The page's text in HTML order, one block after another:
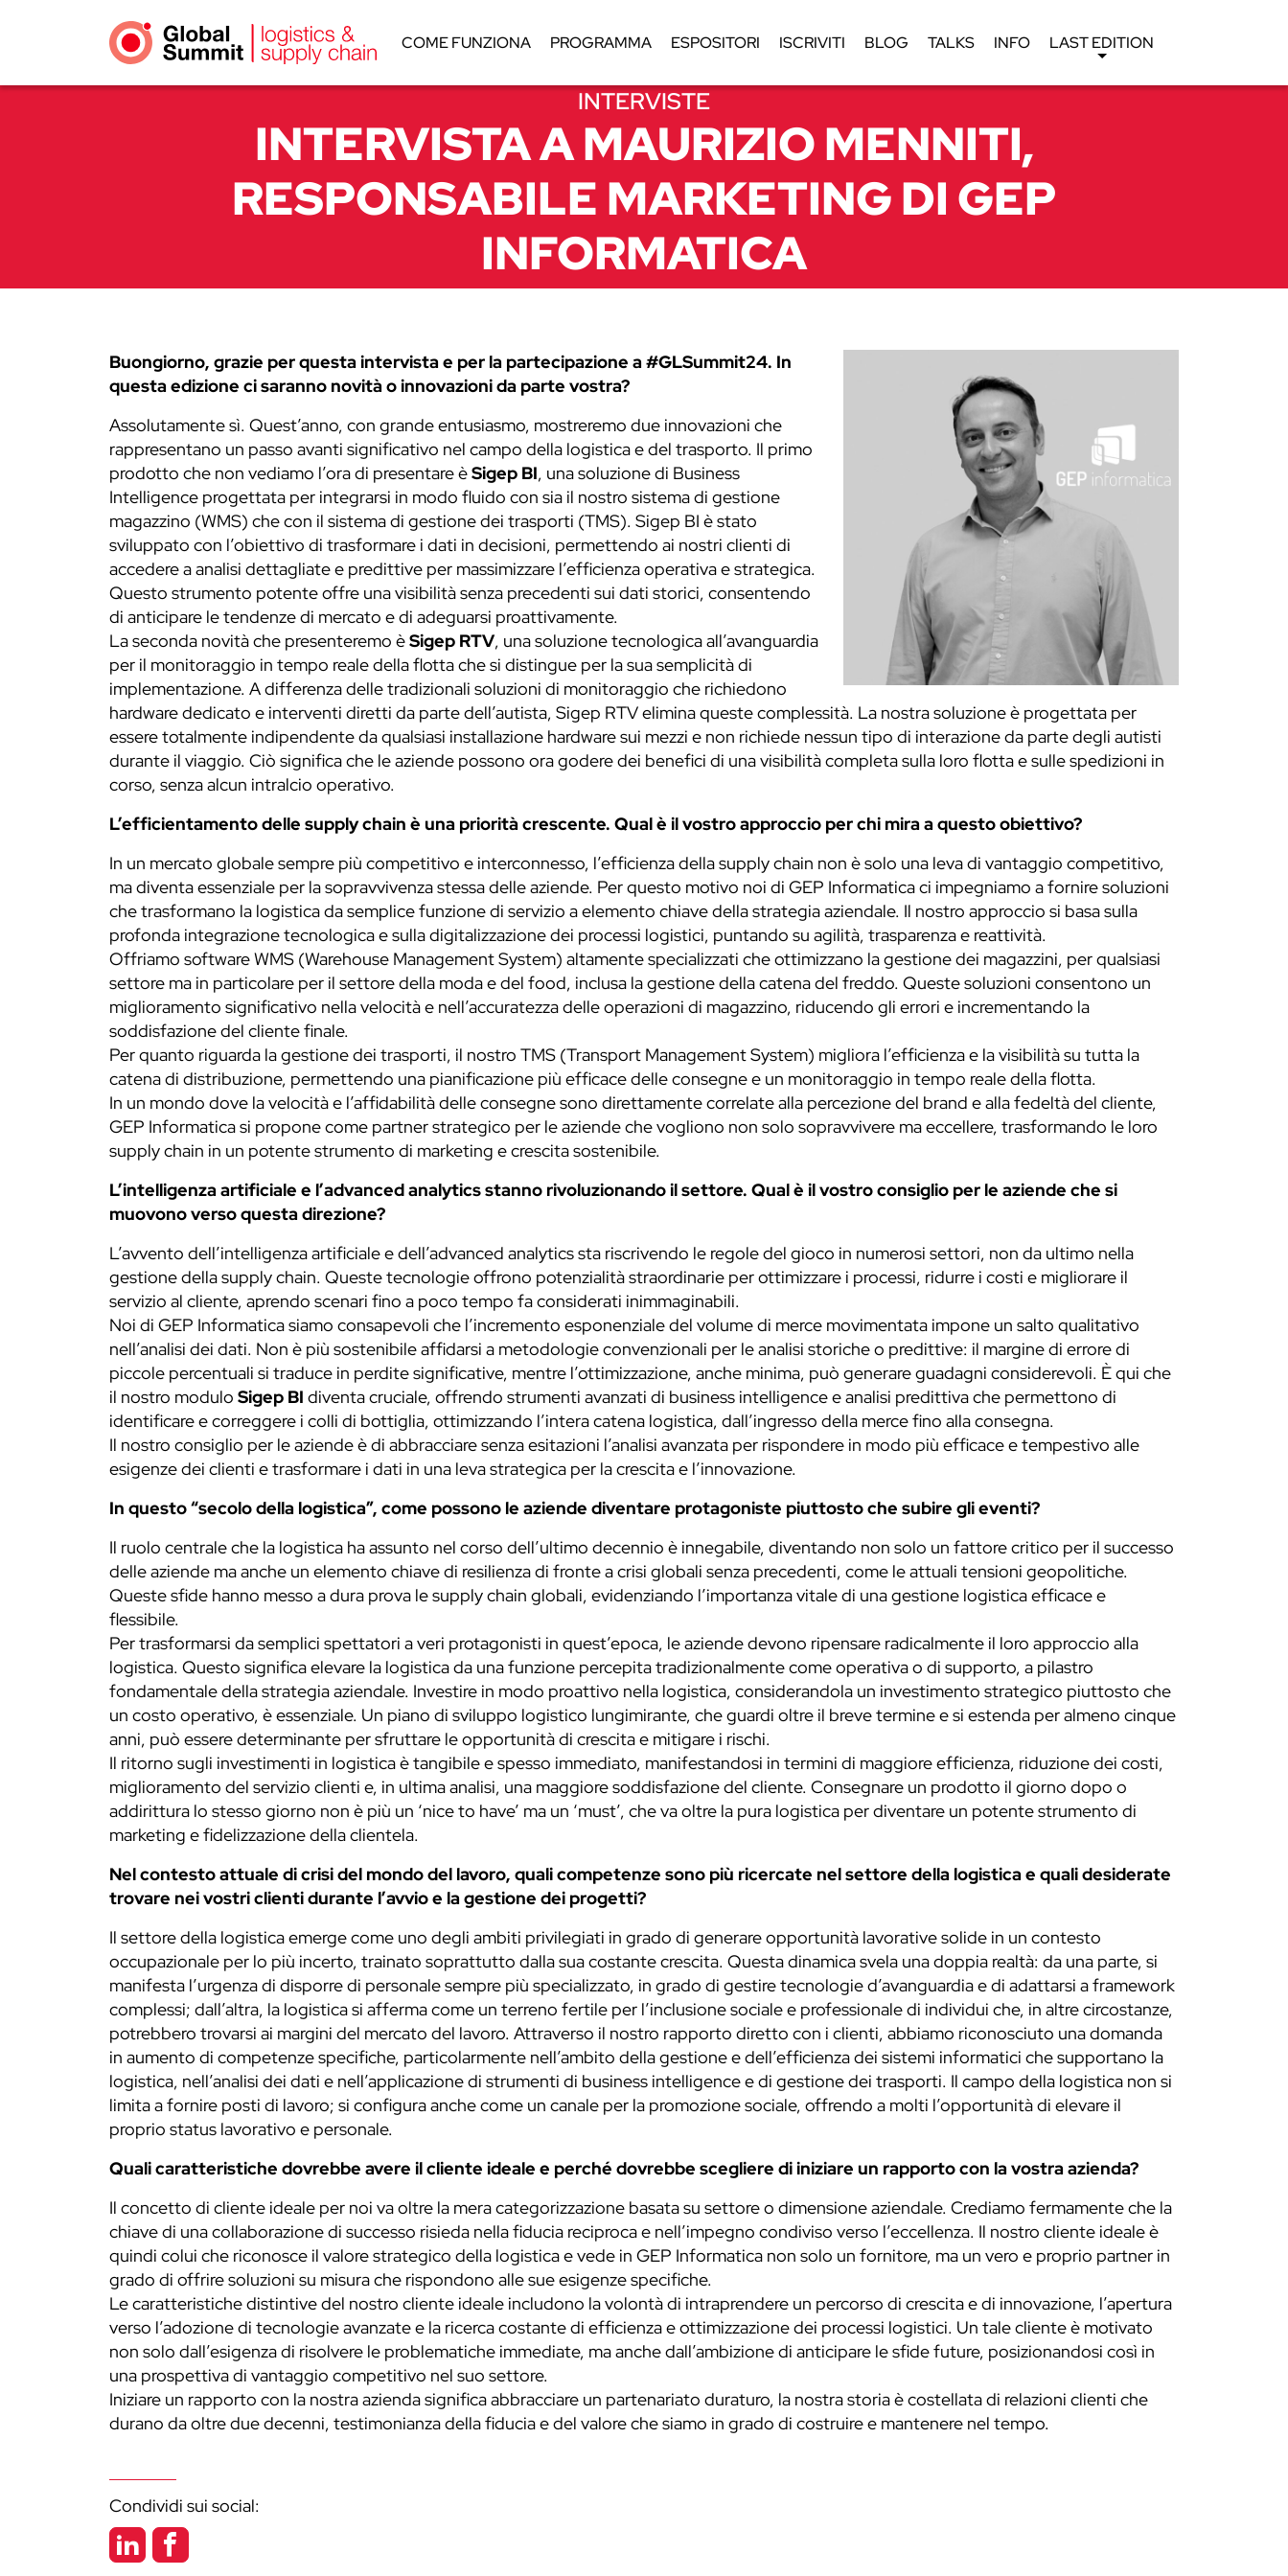
COME FUNZIONA PROGRAMMA ESPOSITORI ISCRIVITI BLOG TALKS INFO LAST EDITION
INTERVISTE
INTERVISTA A MAURIZIO MENNITI,
RESPONSABILE MARKETING DI GEP
INFORMATICA
Buongiorno, grazie per questa intervista e per la partecipazione a #GLSummit24. In
questa edizione ci saranno novità o innovazioni da parte vostra?
Assolutamente sì. Quest’anno, con grande entusiasmo, mostreremo due innovazioni che
rappresentano un passo avanti significativo nel campo della logistica e del trasporto. Il primo
prodotto che non vediamo l’ora di presentare èSigep BI, una soluzione di Business
Intelligence progettata per integrarsi in modo fluido con sia il nostro sistema di gestione
magazzino (WMS) che con il sistema di gestione dei trasporti (TMS). Sigep BI è stato
sviluppato con l’obiettivo di trasformare i dati in decisioni, permettendo ai nostri clienti di
accedere a analisi dettagliate e predittive per massimizzare l’efficienza operativa e strategica.
Questo strumento potente offre una visibilità senza precedenti sui dati storici, consentendo
di anticipare le tendenze di mercato e di adeguarsi proattivamente.
La seconda novità che presenteremo èSigep RTV, una soluzione tecnologica all’avanguardia
per il monitoraggio in tempo reale della flotta che si distingue per la sua semplicità di
implementazione. A differenza delle tradizionali soluzioni di monitoraggio che richiedono
hardware dedicato e interventi diretti da parte dell’autista, Sigep RTV elimina queste complessità. La nostra soluzione è progettata per
essere totalmente indipendente da qualsiasi installazione hardware sui mezzi e non richiede nessun tipo di interazione da parte degli autisti
durante il viaggio. Ciò significa che le aziende possono ora godere dei benefici di una visibilità completa sulla loro flotta e sulle spedizioni in
corso, senza alcun intralcio operativo.
L’efficientamento delle supply chain è una priorità crescente. Qual è il vostro approccio per chi mira a questo obiettivo?
In un mercato globale sempre più competitivo e interconnesso, l’efficienza della supply chain non è solo una leva di vantaggio competitivo,
ma diventa essenziale per la sopravvivenza stessa delle aziende. Per questo motivo noi di GEP Informatica ci impegniamo a fornire soluzioni
che trasformano la logistica da semplice funzione di servizio a elemento chiave della strategia aziendale. Il nostro approccio si basa sulla
profonda integrazione tecnologica e sulla digitalizzazione dei processi logistici, puntando su agilità, trasparenza e reattività.
Offriamo software WMS (Warehouse Management System) altamente specializzati che ottimizzano la gestione dei magazzini, per qualsiasi
settore ma in particolare per il settore della moda e del food, inclusa la gestione della catena del freddo. Queste soluzioni consentono un
miglioramento significativo nella velocità e nell’accuratezza delle operazioni di magazzino, riducendo gli errori e incrementando la
soddisfazione del cliente finale.
Per quanto riguarda la gestione dei trasporti, il nostro TMS (Transport Management System) migliora l’efficienza e la visibilità su tutta la
catena di distribuzione, permettendo una pianificazione più efficace delle consegne e un monitoraggio in tempo reale della flotta.
In un mondo dove la velocità e l’affidabilità delle consegne sono direttamente correlate alla percezione del brand e alla fedeltà del cliente,
GEP Informatica si propone come partner strategico per le aziende che vogliono non solo sopravvivere ma eccellere, trasformando le loro
supply chain in un potente strumento di marketing e crescita sostenibile.
L’intelligenza artificiale e l’advanced analytics stanno rivoluzionando il settore. Qual è il vostro consiglio per le aziende che si
muovono verso questa direzione?
L’avvento dell’intelligenza artificiale e dell’advanced analytics sta riscrivendo le regole del gioco in numerosi settori, non da ultimo nella
gestione della supply chain. Queste tecnologie offrono potenzialità straordinarie per ottimizzare i processi, ridurre i costi e migliorare il
servizio al cliente, aprendo scenari fino a poco tempo fa considerati inimmaginabili.
Noi di GEP Informatica siamo consapevoli che l’incremento esponenziale del volume di merce movimentata impone un salto qualitativo
nell’analisi dei dati. Non è più sostenibile affidarsi a metodologie convenzionali per le analisi storiche o predittive: il margine di errore di
piccole percentuali si traduce in perdite significative, mentre l’ottimizzazione, anche minima, può generare guadagni considerevoli. È qui che
il nostro modulo Sigep BI diventa cruciale, offrendo strumenti avanzati di business intelligence e analisi predittiva che permettono di
identificare e correggere i colli di bottiglia, ottimizzando l’intera catena logistica, dall’ingresso della merce fino alla consegna.
Il nostro consiglio per le aziende è di abbracciare senza esitazioni l’analisi avanzata per rispondere in modo più efficace e tempestivo alle
esigenze dei clienti e trasformare i dati in una leva strategica per la crescita e l’innovazione.
In questo “secolo della logistica”, come possono le aziende diventare protagoniste piuttosto che subire gli eventi?
Il ruolo centrale che la logistica ha assunto nel corso dell’ultimo decennio è innegabile, diventando non solo un fattore critico per il successo
delle aziende ma anche un elemento chiave di resilienza di fronte a crisi globali senza precedenti, come le attuali tensioni geopolitiche.
Queste sfide hanno messo a dura prova le supply chain globali, evidenziando l’importanza vitale di una gestione logistica efficace e
flessibile.
Per trasformarsi da semplici spettatori a veri protagonisti in quest’epoca, le aziende devono ripensare radicalmente il loro approccio alla
logistica. Questo significa elevare la logistica da una funzione percepita tradizionalmente come operativa o di supporto, a pilastro
fondamentale della strategia aziendale. Investire in modo proattivo nella logistica, considerandola un investimento strategico piuttosto che
un costo operativo, è essenziale. Un piano di sviluppo logistico lungimirante, che guardi oltre il breve termine e si estenda per almeno cinque
anni, può essere determinante per sfruttare le opportunità di crescita e mitigare i rischi.
Il ritorno sugli investimenti in logistica è tangibile e spesso immediato, manifestandosi in termini di maggiore efficienza, riduzione dei costi,
miglioramento del servizio clienti e, in ultima analisi, una maggiore soddisfazione del cliente. Consegnare un prodotto il giorno dopo o
addirittura lo stesso giorno non è più un ‘nice to have’ ma un ‘must’, che va oltre la pura logistica per diventare un potente strumento di
marketing e fidelizzazione della clientela.
Nel contesto attuale di crisi del mondo del lavoro, quali competenze sono più ricercate nel settore della logistica e quali desiderate
trovare nei vostri clienti durante l’avvio e la gestione dei progetti?
Il settore della logistica emerge come uno degli ambiti privilegiati in grado di generare opportunità lavorative solide in un contesto
occupazionale per lo più incerto, trainato soprattutto dalla sua costante crescita. Questa dinamica svela una doppia realtà: da una parte, si
manifesta l’urgenza di disporre di personale sempre più specializzato, in grado di gestire tecnologie d’avanguardia e di adattarsi a framework
complessi; dall’altra, la logistica si afferma come un terreno fertile per l’inclusione sociale e professionale di individui che, in altre circostanze,
potrebbero trovarsi ai margini del mercato del lavoro. Attraverso il nostro rapporto diretto con i clienti, abbiamo riconosciuto una domanda
in aumento di competenze specifiche, particolarmente nell’ambito della gestione e dell’efficienza dei sistemi informatici che supportano la
logistica, nell’analisi dei dati e nell’applicazione di strumenti di business intelligence e di gestione dei trasporti. Il campo della logistica non si
limita a fornire posti di lavoro; si configura anche come un canale per la promozione sociale, offrendo a molti l’opportunità di elevare il
proprio status lavorativo e personale.
Quali caratteristiche dovrebbe avere il cliente ideale e perché dovrebbe scegliere di iniziare un rapporto con la vostra azienda?
Il concetto di cliente ideale per noi va oltre la mera categorizzazione basata su settore o dimensione aziendale. Crediamo fermamente che la
chiave di una collaborazione di successo risieda nella fiducia reciproca e nell’impegno condiviso verso l’eccellenza. Il nostro cliente ideale è
quindi colui che riconosce il valore strategico della logistica e vede in GEP Informatica non solo un fornitore, ma un vero e proprio partner in
grado di offrire soluzioni su misura che rispondono alle sue esigenze specifiche.
Le caratteristiche distintive del nostro cliente ideale includono la volontà di intraprendere un percorso di crescita e di innovazione, l’apertura
verso l’adozione di tecnologie avanzate e la ricerca costante di efficienza e ottimizzazione dei processi logistici. Un tale cliente è motivato
non solo dall’esigenza di risolvere le problematiche immediate, ma anche dall’ambizione di anticipare le sfide future, posizionandosi così in
una prospettiva di vantaggio competitivo nel suo settore.
Iniziare un rapporto con la nostra azienda significa abbracciare un partenariato duraturo, la nostra storia è costellata di relazioni clienti che
durano da oltre due decenni, testimonianza della fiducia e del valore che siamo in grado di costruire e mantenere nel tempo.
Condividi sui social: